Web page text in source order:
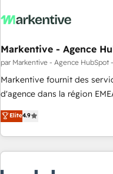
Markentive - Agence
par Markentive - Agence HubSpot
Markentive fournit des
d'agence dans la région
de 115 experts en marketing
CRM et webdesign. Markentive is both a consulting firm, a
digital agency and an
marketing automation,
Elite4.9